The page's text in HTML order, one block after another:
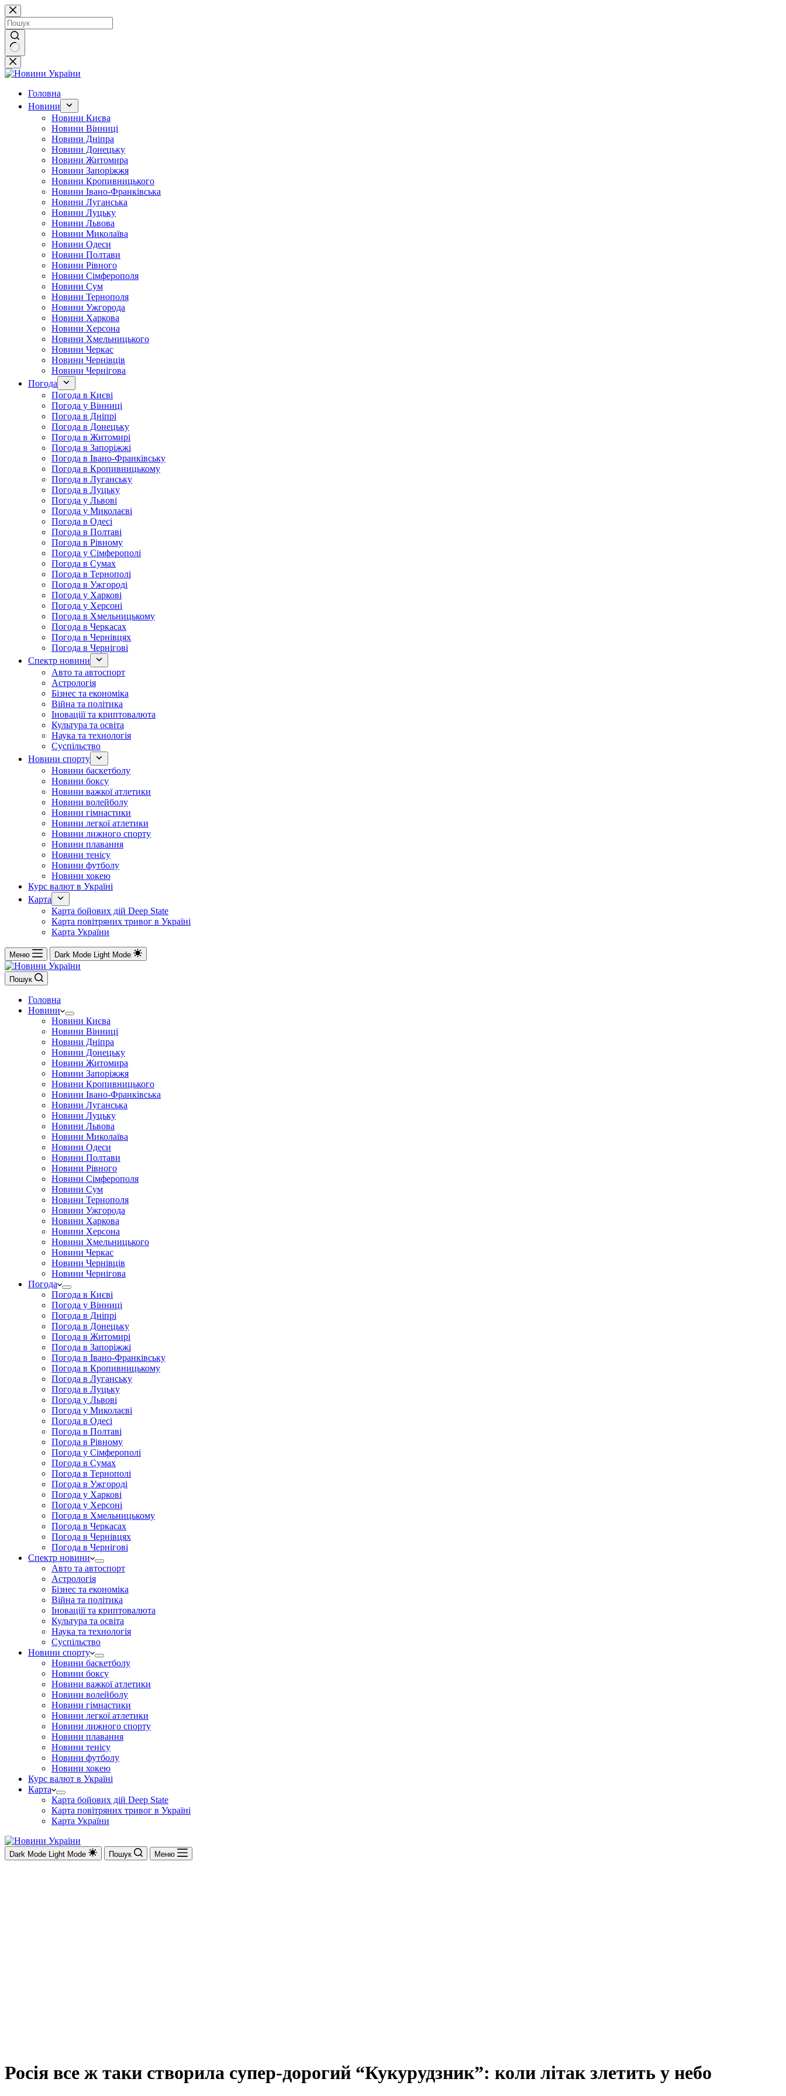
Перейти
до
вмісту
Немає
результатів
Головна
Новини
Новини Києва
Новини Вінниці
Новини Дніпра
Новини Донецьку
Новини Житомира
Новини Запоріжжя
Новини Кропивницького
Новини Івано-Франківська
Новини Луганська
Новини Луцьку
Новини Львова
Новини Миколаїва
Новини Одеси
Новини Полтави
Новини Рівного
Новини Сімферополя
Новини Сум
Новини Тернополя
Новини Ужгорода
Новини Харкова
Новини Херсона
Новини Хмельницького
Новини Черкас
Новини Чернівців
Новини Чернігова
Погода
Погода в Києві
Погода у Вінниці
Погода в Дніпрі
Погода в Донецьку
Погода в Житомирі
Погода в Запоріжжі
Погода в Івано-Франківську
Погода в Кропивницькому
Погода в Луганську
Погода в Луцьку
Погода у Львові
Погода у Миколаєві
Погода в Одесі
Погода в Полтаві
Погода в Рівному
Погода у Сімферополі
Погода в Сумах
Погода в Тернополі
Погода в Ужгороді
Погода у Харкові
Погода у Херсоні
Погода в Хмельницькому
Погода в Черкасах
Погода в Чернівцях
Погода в Чернігові
Спектр новини
Авто та автоспорт
Астрологія
Бізнес та економіка
Війна та політика
Іноваціії та криптовалюта
Культура та освіта
Наука та технологія
Суспільство
Новини спорту
Новини баскетболу
Новини боксу
Новини важкої атлетики
Новини волейболу
Новини гімнастики
Новини легкої атлетики
Новини лижного спорту
Новини плавання
Новини тенісу
Новини футболу
Новини хокею
Курс валют в Україні
Карта
Карта бойових дій Deep State
Карта повітряних тривог в Україні
Карта України
Меню Dark Mode Light Mode
Пошук
Головна
Новини
Новини Києва
Новини Вінниці
Новини Дніпра
Новини Донецьку
Новини Житомира
Новини Запоріжжя
Новини Кропивницького
Новини Івано-Франківська
Новини Луганська
Новини Луцьку
Новини Львова
Новини Миколаїва
Новини Одеси
Новини Полтави
Новини Рівного
Новини Сімферополя
Новини Сум
Новини Тернополя
Новини Ужгорода
Новини Харкова
Новини Херсона
Новини Хмельницького
Новини Черкас
Новини Чернівців
Новини Чернігова
Погода
Погода в Києві
Погода у Вінниці
Погода в Дніпрі
Погода в Донецьку
Погода в Житомирі
Погода в Запоріжжі
Погода в Івано-Франківську
Погода в Кропивницькому
Погода в Луганську
Погода в Луцьку
Погода у Львові
Погода у Миколаєві
Погода в Одесі
Погода в Полтаві
Погода в Рівному
Погода у Сімферополі
Погода в Сумах
Погода в Тернополі
Погода в Ужгороді
Погода у Харкові
Погода у Херсоні
Погода в Хмельницькому
Погода в Черкасах
Погода в Чернівцях
Погода в Чернігові
Спектр новини
Авто та автоспорт
Астрологія
Бізнес та економіка
Війна та політика
Іноваціії та криптовалюта
Культура та освіта
Наука та технологія
Суспільство
Новини спорту
Новини баскетболу
Новини боксу
Новини важкої атлетики
Новини волейболу
Новини гімнастики
Новини легкої атлетики
Новини лижного спорту
Новини плавання
Новини тенісу
Новини футболу
Новини хокею
Курс валют в Україні
Карта
Карта бойових дій Deep State
Карта повітряних тривог в Україні
Карта України
Dark Mode Light Mode Пошук Меню
Росія все ж таки створила супер-дорогий “Кукурудзник”: коли літак злетить у небо